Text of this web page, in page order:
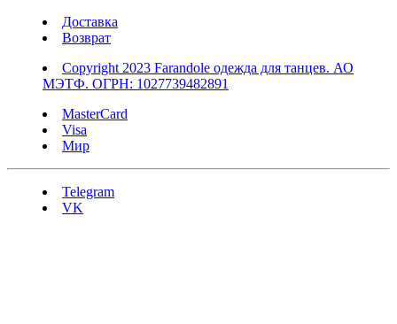
Доставка
Возврат
Copyright 2023 Farandole одежда для танцев. АО
МЭТФ. ОГРН: 1027739482891
MasterCard
Visa
Мир
Telegram
VK